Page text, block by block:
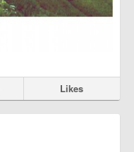
Likes